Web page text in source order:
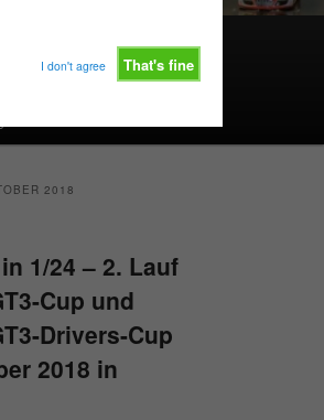
That's fine
I don't agree
Rennserien West
2018
1/24 – 2. Lauf
Cup und
Drivers-Cup
2018 in